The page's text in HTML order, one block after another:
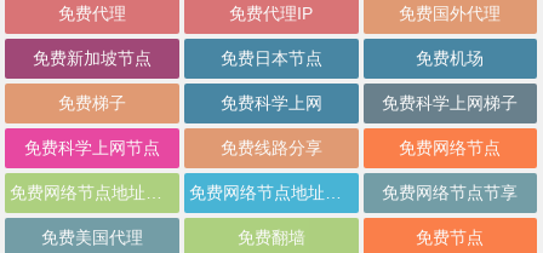
免费代理 免费代理IP 免费国外代理
免费新加坡节点 免费日本节点 免费机场
免费梯子 免费科学上网 免费科学上网梯子
免费科学上网节点 免费线路分享 免费网络节点
免费网络节点节享
免费美国代理 免费翻墙 免费节点